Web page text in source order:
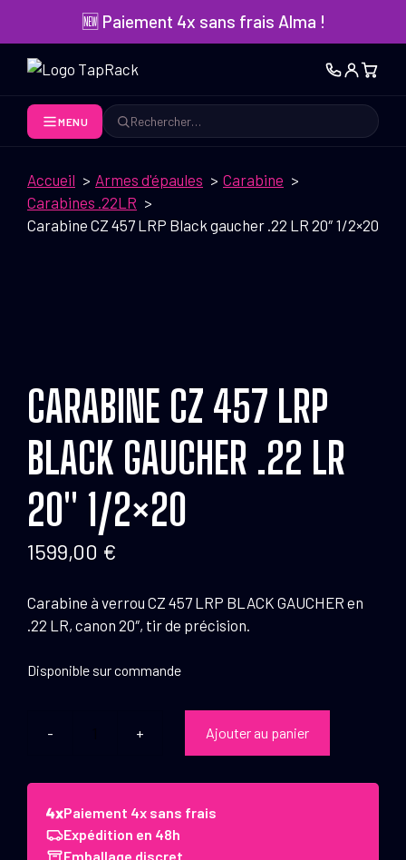
contenu
🆕 Paiement 4x sans frais Alma !
MENU
Rechercher
Accueil Armes d'épaules
Carabine
Carabines .22LR
Carabine CZ 457 LRP Black gaucher .22 LR 20″ 1/2×20
CARABINE CZ 457 LRP
BLACK GAUCHER .22 LR
20″ 1/2×20
1599,00 €
Carabine à verrou CZ 457 LRP BLACK GAUCHER en
.22 LR, canon 20″, tir de précision.
Disponible sur commande
quantité
Carabine
CZ
457
LRP
Ajouter au panier
Paiement 4x sans frais
Expédition en 48h
Emballage discret